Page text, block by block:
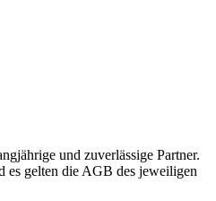
und zuverlässige Partner.
es gelten die AGB des jeweiligen